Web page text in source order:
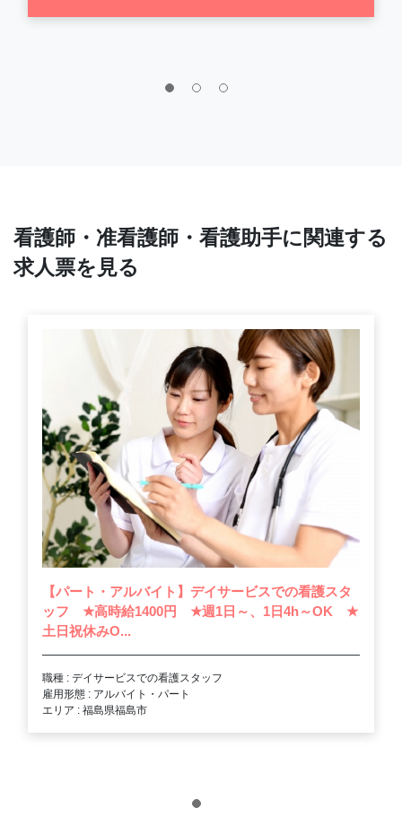
看護師・准看護師・看護助手に関連する
求人票を見る
【パート・アルバイト】デイサービスでの看護スタ
ッフ ★高時給1400円 ★週1日～、1日4h～OK ★
土日祝休みO...
職種 : デイサービスでの看護スタッフ
雇用形態 : アルバイト・パート
エリア : 福島県福島市